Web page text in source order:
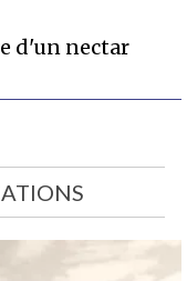
d'un nectar